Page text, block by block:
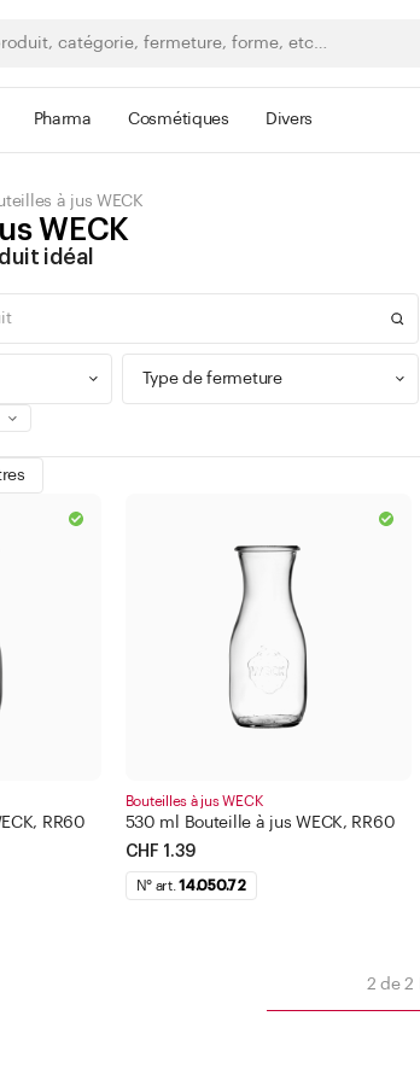
Pharma Cosmétiques Divers
à jus WECK
WECK
idéal
Type de fermeture
Bague plate
RR60
Bouteilles à jus WECK
530 ml Bouteille à jus WECK, RR60
CHF 1.39
N° art.14.050.72
2de2